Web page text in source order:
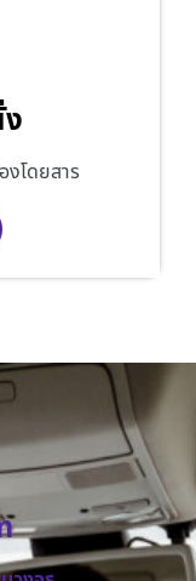
โดยสาร